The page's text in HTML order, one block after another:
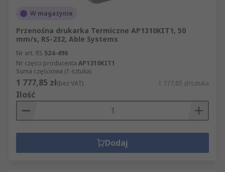
W magazynie
Przenośna drukarka Termiczne AP1310KIT1, 50
mm/s, RS-232, Able Systems
Nr art. RS 524-496
Nr części producenta AP1310KIT1
Suma częściowa (1 sztuka)
1 777,85 zł(bez VAT) 1 777,85 zł/sztuka
Ilość
Dodaj